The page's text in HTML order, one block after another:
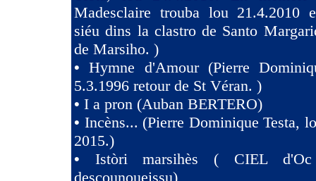
Madesclaire trouba lou 21.4.2010
siéu dins la clastro de Santo
de Marsiho. )
•Hymne d'Amour (Pierre
5.3.1996 retour de St Véran. )
• I a pron (Auban BERTERO)
• Incèns... (Pierre Dominique Testa,
2015.)
• Istòri marsihès ( CIEL
descounoueissu)